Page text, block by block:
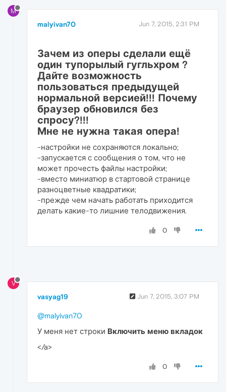
M
malyivan70 Jun 7, 2015, 2:31 PM
Зачем из оперы сделали ещё
один тупорылый гугльхром ?
Дайте возможность
пользоваться предыдущей
нормальной версией!!! Почему
браузер обновился без
спросу?!!!
Мне не нужна такая опера!
-настройки не сохраняются локально;
-запускается с сообщения о том, что не
может прочесть файлы настройки;
-вместо миниатюр в стартовой странице
разноцветные квадратики;
-прежде чем начать работать приходится
делать какие-то лишние телодвижения.
0
V
vasyag19 Jun 7, 2015, 3:07 PM
@malyivan70
У меня нет строки Включить меню вкладок
</a>
0